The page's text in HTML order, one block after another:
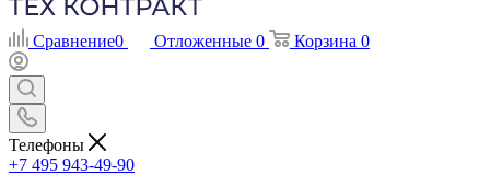
Сравнение0 Отложенные 0 Корзина 0
Телефоны
+7 495 943-49-90